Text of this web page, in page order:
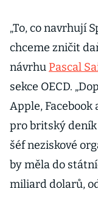
„To, co navrhují
chceme zničit
návrhu Pascal
sekce OECD.
Apple, Facebook
pro britský deník
šéf neziskové
by měla do
miliard dolarů,